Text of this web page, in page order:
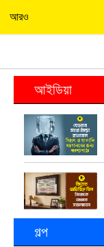
আরও
আইডিয়া
গল্প